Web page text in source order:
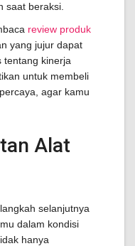
saat beraksi.
review produk
yang jujur dapat
tentang kinerja
untuk membeli
agar kamu
Alat
selanjutnya
dalam kondisi
hanya